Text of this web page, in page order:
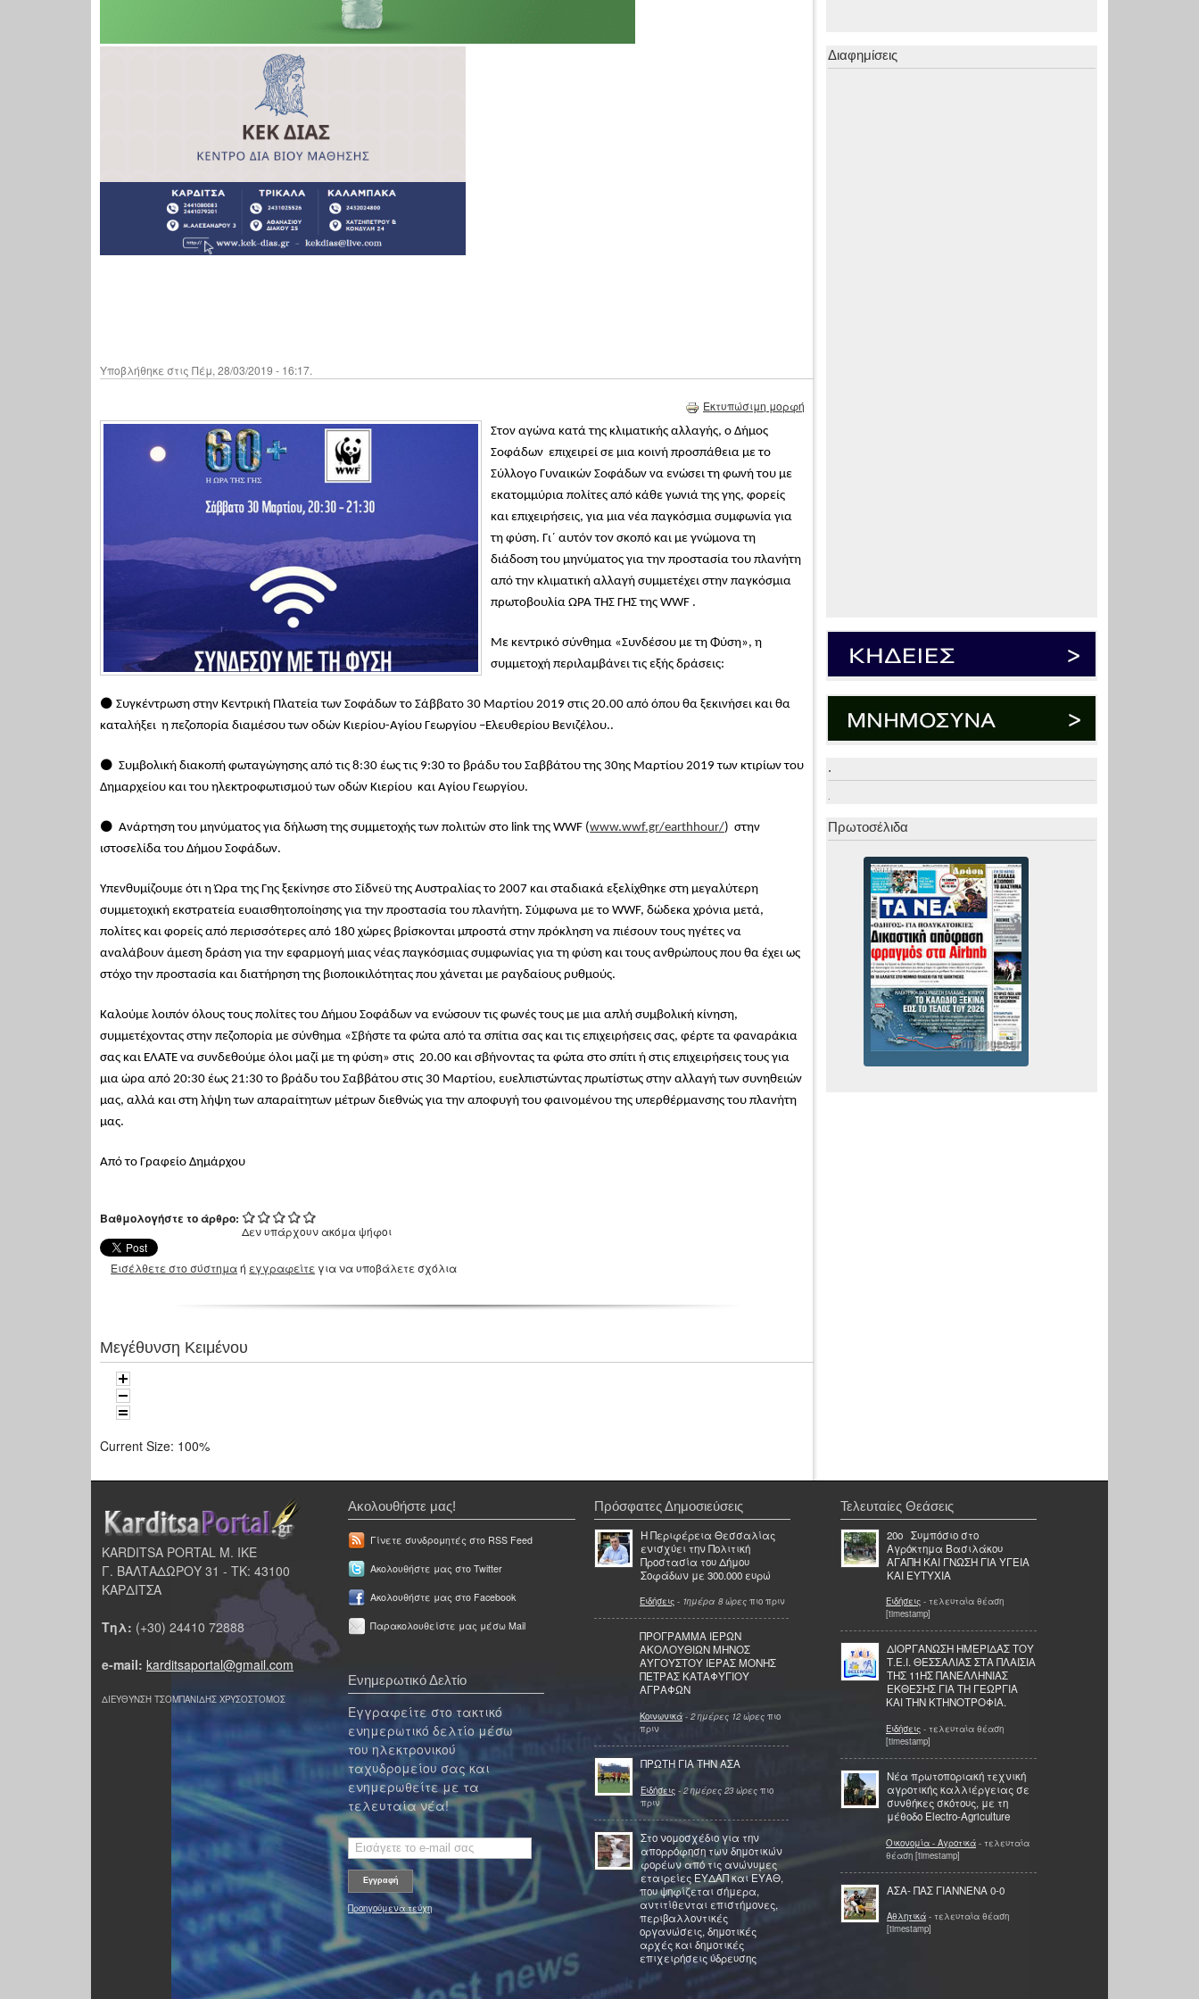
Υποβλήθηκε στις Πέμ, 28/03/2019 - 16:17.
Εκτυπώσιμη μορφή
Στον αγώνα κατά της κλιματικής αλλαγής, ο Δήμος
Σoφάδων επιχειρεί σε μια κοινή προσπάθεια με το
Σύλλογο Γυναικών Σοφάδων να ενώσει τη φωνή του με
εκατομμύρια πολίτες από κάθε γωνιά της γης, φορείς
και επιχειρήσεις, για μια νέα παγκόσμια συμφωνία για
τη φύση. Γι΄ αυτόν τον σκοπό και με γνώμονα τη
διάδοση του μηνύματος για την προστασία του πλανήτη
από την κλιματική αλλαγή συμμετέχει στην παγκόσμια
πρωτοβουλία ΩΡΑ ΤΗΣ ΓΗΣ της WWF .
Με κεντρικό σύνθημα «Συνδέσου με τη Φύση», η
συμμετοχή περιλαμβάνει τις εξής δράσεις:
⚫ Συγκέντρωση στην Κεντρική Πλατεία των Σοφάδων το Σάββατο 30 Μαρτίου 2019 στις 20.00 από όπου θα ξεκινήσει και θα
καταλήξει η πεζοπορία διαμέσου των οδών Κιερίου-Αγίου Γεωργίου –Ελευθερίου Βενιζέλου..
⚫ Συμβολική διακοπή φωταγώγησης από τις 8:30 έως τις 9:30 το βράδυ του Σαββάτου της 30ης Μαρτίου 2019 των κτιρίων του
Δημαρχείου και του ηλεκτροφωτισμού των οδών Κιερίου και Αγίου Γεωργίου.
⚫ Ανάρτηση του μηνύματος για δήλωση της συμμετοχής των πολιτών στο link της WWF (www.wwf.gr/earthhour/) στην
ιστοσελίδα του Δήμου Σοφάδων.
Υπενθυμίζουμε ότι η Ώρα της Γης ξεκίνησε στο Σίδνεϋ της Αυστραλίας το 2007 και σταδιακά εξελίχθηκε στη μεγαλύτερη
συμμετοχική εκστρατεία ευαισθητοποίησης για την προστασία του πλανήτη. Σύμφωνα με το WWF, δώδεκα χρόνια μετά,
πολίτες και φορείς από περισσότερες από 180 χώρες βρίσκονται μπροστά στην πρόκληση να πιέσουν τους ηγέτες να
αναλάβουν άμεση δράση για την εφαρμογή μιας νέας παγκόσμιας συμφωνίας για τη φύση και τους ανθρώπους που θα έχει ως
στόχο την προστασία και διατήρηση της βιοποικιλότητας που χάνεται με ραγδαίους ρυθμούς.
Καλούμε λοιπόν όλους τους πολίτες του Δήμου Σοφάδων να ενώσουν τις φωνές τους με μια απλή συμβολική κίνηση,
συμμετέχοντας στην πεζοπορία με σύνθημα «Σβήστε τα φώτα από τα σπίτια σας και τις επιχειρήσεις σας, φέρτε τα φαναράκια
σας και ΕΛΑΤΕ να συνδεθούμε όλοι μαζί με τη φύση» στις 20.00 και σβήνοντας τα φώτα στο σπίτι ή στις επιχειρήσεις τους για
μια ώρα από 20:30 έως 21:30 το βράδυ του Σαββάτου στις 30 Μαρτίου, ευελπιστώντας πρωτίστως στην αλλαγή των συνηθειών
μας, αλλά και στη λήψη των απαραίτητων μέτρων διεθνώς για την αποφυγή του φαινομένου της υπερθέρμανσης του πλανήτη
μας.
Από το Γραφείο Δημάρχου
Βαθμολογήστε το άρθρο:
Δεν υπάρχουν ακόμα ψήφοι
Εισέλθετε στο σύστημαή εγγραφείτε για να υποβάλετε σχόλια
Μεγέθυνση Κειμένου
Current Size: 100%
Διαφημίσεις
.
.
Πρωτοσέλιδα
KARDITSA PORTAL Μ. ΙΚΕ
Γ. ΒΑΛΤΑΔΩΡΟΥ 31 - ΤΚ: 43100
ΚΑΡΔΙΤΣΑ
Τηλ: (+30) 24410 72888
e-mail: karditsaportal@gmail.com
ΔΙΕΥΘΥΝΣΗ ΤΣΟΜΠΑΝΙΔΗΣ ΧΡΥΣΟΣΤΟΜΟΣ
Ακολουθήστε μας!
Γίνετε συνδρομητές στο RSS Feed
Ακολουθήστε μας στο Twitter
Ακολουθήστε μας στο Facebook
Παρακολουθείστε μας μέσω Mail
Ενημερωτικό Δελτίο
Εγγραφείτε στο τακτικό
ενημερωτικό δελτίο μέσω
του ηλεκτρονικού
ταχυδρομείου σας και
ενημερωθείτε με τα
τελευταία νέα!
Προηγούμενα τεύχη
Πρόσφατες Δημοσιεύσεις
Η Περιφέρεια Θεσσαλίας
ενισχύει την Πολιτική
Προστασία του Δήμου
Σοφάδων με 300.000 ευρώ
Ειδήσεις - 1ημέρα 8 ώρες πιο πριν
ΠΡΟΓΡΑΜΜΑ ΙΕΡΩΝ
ΑΚΟΛΟΥΘΙΩΝ ΜΗΝΟΣ
ΑΥΓΟΥΣΤΟΥ ΙΕΡΑΣ ΜΟΝΗΣ
ΠΕΤΡΑΣ ΚΑΤΑΦΥΓΙΟΥ
ΑΓΡΑΦΩΝ
Κοινωνικά - 2 ημέρες 12 ώρες πιο
πριν
ΠΡΩΤΗ ΓΙΑ ΤΗΝ ΑΣΑ
Ειδήσεις - 2 ημέρες 23 ώρες πιο
πριν
Στο νομοσχέδιο για την
απορρόφηση των δημοτικών
φορέων από τις ανώνυμες
εταιρείες ΕΥΔΑΠ και ΕΥΑΘ,
που ψηφίζεται σήμερα,
αντιτίθενται επιστήμονες,
περιβαλλοντικές
οργανώσεις, δημοτικές
αρχές και δημοτικές
επιχειρήσεις ύδρευσης
Τελευταίες Θεάσεις
20ο Συμπόσιο στο
Αγρόκτημα Βασιλάκου
ΑΓΑΠΗ ΚΑΙ ΓΝΩΣΗ ΓΙΑ ΥΓΕΙΑ
ΚΑΙ ΕΥΤΥΧΙΑ
Ειδήσεις - τελευταία θέαση
[timestamp]
ΔΙΟΡΓΑΝΩΣΗ ΗΜΕΡΙΔΑΣ ΤΟΥ
Τ.Ε.Ι. ΘΕΣΣΑΛΙΑΣ ΣΤΑ ΠΛΑΙΣΙΑ
ΤΗΣ 11ΗΣ ΠΑΝΕΛΛΗΝΙΑΣ
ΕΚΘΕΣΗΣ ΓΙΑ ΤΗ ΓΕΩΡΓΙΑ
ΚΑΙ ΤΗΝ ΚΤΗΝΟΤΡΟΦΙΑ.
Ειδήσεις - τελευταία θέαση
[timestamp]
Νέα πρωτοποριακή τεχνική
αγροτικής καλλιέργειας σε
συνθήκες σκότους, με τη
μέθοδο Electro-Agriculture
Οικονομία - Αγροτικά - τελευταία
θέαση [timestamp]
ΑΣΑ- ΠΑΣ ΓΙΑΝΝΕΝΑ 0-0
Αθλητικά - τελευταία θέαση
[timestamp]